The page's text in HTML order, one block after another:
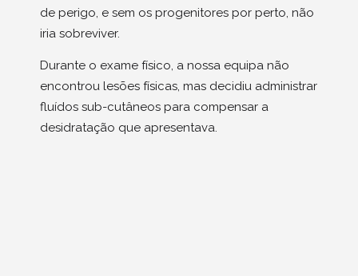
de perigo, e sem os progenitores por perto, não
iria sobreviver.
Durante o exame físico, a nossa equipa não
encontrou lesões físicas, mas decidiu administrar
fluídos sub-cutâneos para compensar a
desidratação que apresentava.